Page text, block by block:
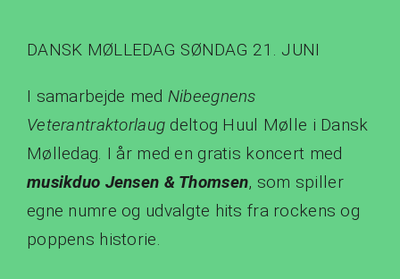
DANSK MØLLEDAG SØNDAG 21. JUNI
I samarbejde med Nibeegnens
Veterantraktorlaug deltog Huul Mølle i Dansk
Mølledag. I år med en gratis koncert med
musikduo Jensen & Thomsen, som spiller
egne numre og udvalgte hits fra rockens og
poppens historie.